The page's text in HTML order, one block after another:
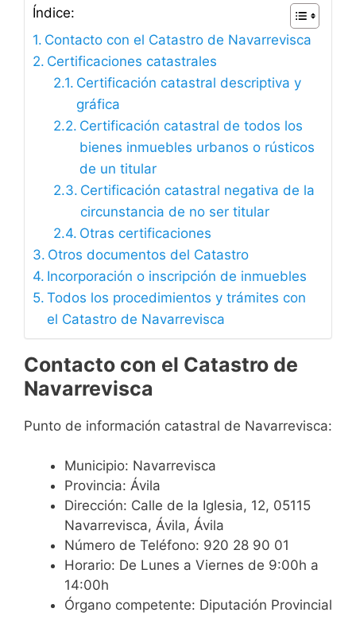
Índice:
Contacto con el Catastro de Navarrevisca
Certificaciones catastrales
Certificación catastral descriptiva y
gráfica
Certificación catastral de todos los
bienes inmuebles urbanos o rústicos
de un titular
Certificación catastral negativa de la
circunstancia de no ser titular
Otras certificaciones
Otros documentos del Catastro
Incorporación o inscripción de inmuebles
Todos los procedimientos y trámites con
el Catastro de Navarrevisca
Contacto con el Catastro de
Navarrevisca
Punto de información catastral de Navarrevisca:
Municipio: Navarrevisca
Provincia: Ávila
Dirección: Calle de la Iglesia, 12, 05115
Navarrevisca, Ávila, Ávila
Número de Teléfono: 920 28 90 01
Horario: De Lunes a Viernes de 9:00h a
14:00h
Órgano competente: Diputación Provincial